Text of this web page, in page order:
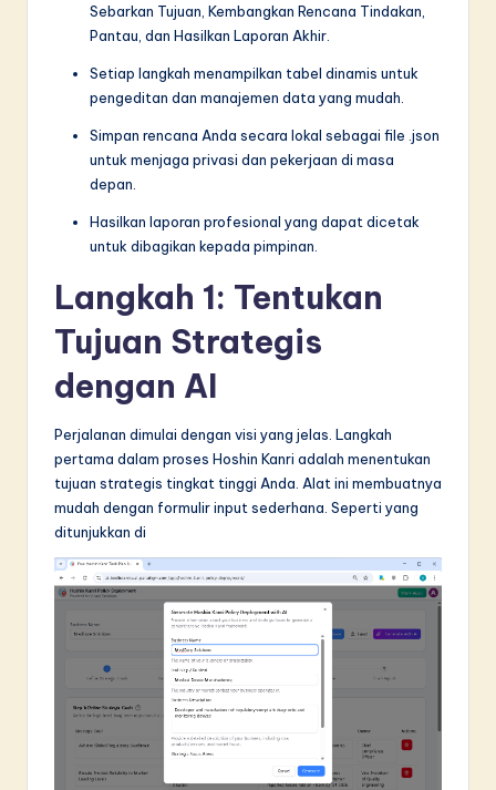
ti
Sebarkan Tujuan, Kembangkan Rencana Tindakan,
Pantau, dan Hasilkan Laporan Akhir.
Setiap langkah menampilkan tabel dinamis untuk
pengeditan dan manajemen data yang mudah.
Simpan rencana Anda secara lokal sebagai file .json
untuk menjaga privasi dan pekerjaan di masa
depan.
Hasilkan laporan profesional yang dapat dicetak
untuk dibagikan kepada pimpinan.
Langkah 1: Tentukan
Tujuan Strategis
dengan AI
Perjalanan dimulai dengan visi yang jelas. Langkah
pertama dalam proses Hoshin Kanri adalah menentukan
tujuan strategis tingkat tinggi Anda. Alat ini membuatnya
mudah dengan formulir input sederhana. Seperti yang
ditunjukkan di